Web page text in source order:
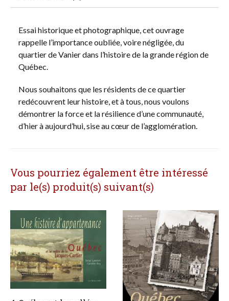
Essai historique et photographique, cet ouvrage
rappelle l’importance oubliée, voire négligée, du
quartier de Vanier dans l’histoire de la grande région de
Québec.
Nous souhaitons que les résidents de ce quartier
redécouvrent leur histoire, et à tous, nous voulons
démontrer la force et la résilience d’une communauté,
d’hier à aujourd’hui, sise au cœur de l’agglomération.
Vous pourriez également être intéressé
par le(s) produit(s) suivant(s)